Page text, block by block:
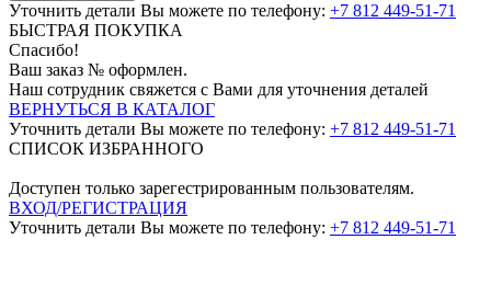
Уточнить детали Вы можете по телефону: +7 812 449-51-71
БЫСТРАЯ ПОКУПКА
Спасибо!
Ваш заказ № оформлен.
Наш сотрудник свяжется с Вами для уточнения деталей
ВЕРНУТЬСЯ В КАТАЛОГ
Уточнить детали Вы можете по телефону: +7 812 449-51-71
СПИСОК ИЗБРАННОГО
Доступен только зарегестрированным пользователям.
ВХОД/РЕГИСТРАЦИЯ
Уточнить детали Вы можете по телефону: +7 812 449-51-71